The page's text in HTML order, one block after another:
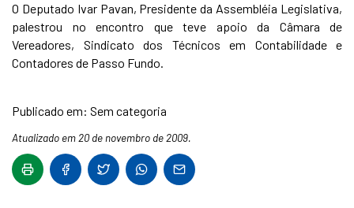
O Deputado Ivar Pavan, Presidente da Assembléia Legislativa,
palestrou no encontro que teve apoio da Câmara de
Vereadores, Sindicato dos Técnicos em Contabilidade e
Contadores de Passo Fundo.
Publicado em: Sem categoria
Atualizado em 20 de novembro de 2009.